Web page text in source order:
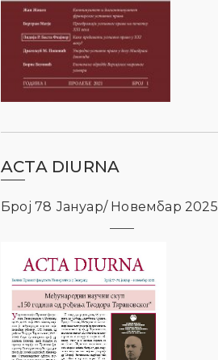
ACTA DIURNA
Број 78 Јануар/ Новембар 2025